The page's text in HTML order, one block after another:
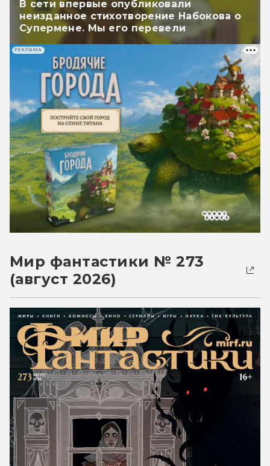
В сети впервые опубликовали
неизданное стихотворение Набокова о
Супермене. Мы его перевели
РЕКЛАМА
Мир фантастики № 273
(август 2026)